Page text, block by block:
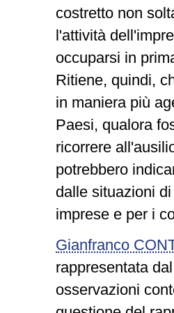
costretto non
l'attività
occuparsi in
Ritiene, quindi,
in maniera più
Paesi, qualora
ricorrere
potrebbero
dalle situazioni
imprese e per i
Gianfranco
rappresentata
osservazioni